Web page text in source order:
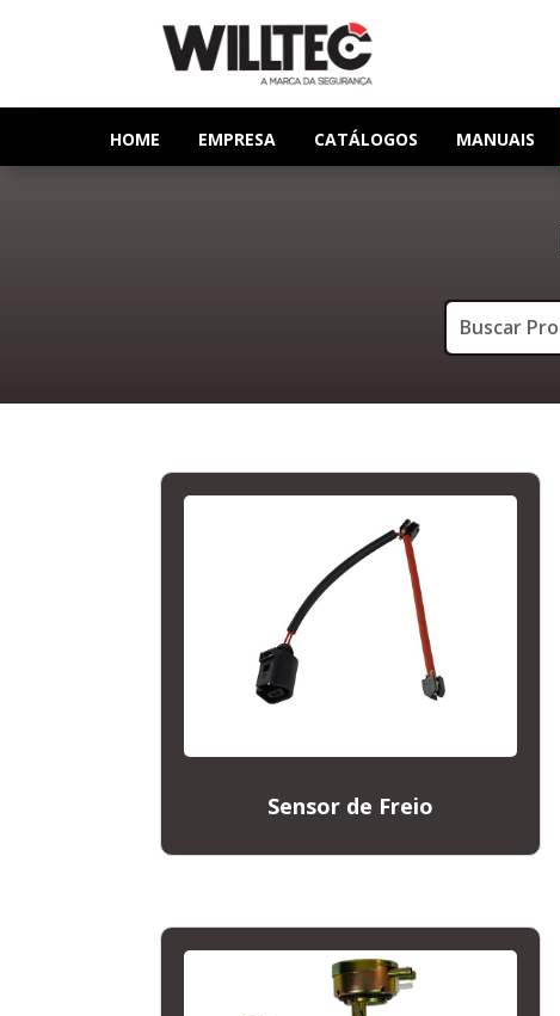
HOME EMPRESA CATÁLOGOS MANUAIS
Sensor de Freio